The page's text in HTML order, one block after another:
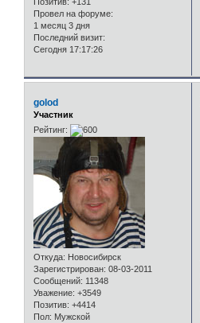
Провел на форуме:
1 месяц 3 дня
Последний визит:
Сегодня 17:17:26
golod
Участник
Рейтинг:
Откуда: Новосибирск
Зарегистрирован: 08-03-2011
Сообщений: 11348
Уважение: +3549
Позитив: +4414
Пол: Мужской